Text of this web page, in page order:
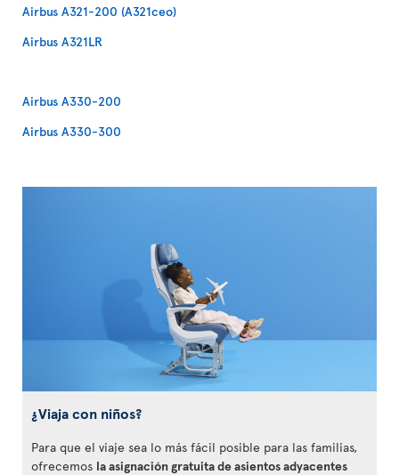
Airbus A321-200 (A321ceo)
Airbus A321LR
Airbus A330-200
Airbus A330-300
¿Viaja con niños?
Para que el viaje sea lo más fácil posible para las familias,
ofrecemos la asignación gratuita de asientos adyacentes